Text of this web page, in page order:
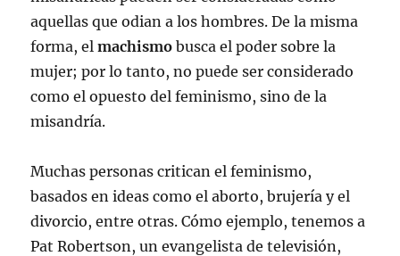
aquellas que odian a los hombres. De la misma
forma, elmachismo busca el poder sobre la
mujer; por lo tanto, no puede ser considerado
como el opuesto del feminismo, sino de la
misandría.
Muchas personas critican el feminismo,
basados en ideas como el aborto, brujería y el
divorcio, entre otras. Cómo ejemplo, tenemos a
Pat Robertson, un evangelista de televisión,